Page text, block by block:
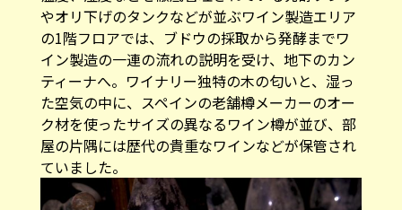
やオリ下げのタンクなどが並ぶワイン製造エリア
の1階フロアでは、ブドウの採取から発酵までワ
イン製造の一連の流れの説明を受け、地下のカン
ティーナへ。ワイナリー独特の木の匂いと、湿っ
た空気の中に、スペインの老舗樽メーカーのオー
ク材を使ったサイズの異なるワイン樽が並び、部
屋の片隅には歴代の貴重なワインなどが保管され
ていました。